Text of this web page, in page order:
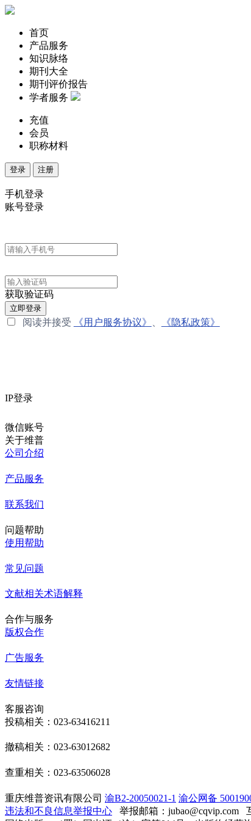
首页
产品服务
知识脉络
期刊大全
期刊评价报告
学者服务
充值
会员
职称材料
登录 注册
手机登录
账号登录
获取验证码
立即登录
阅读并接受 《用户服务协议》 《隐私政策》
IP登录
微信账号
关于维普
公司介绍
产品服务
联系我们
问题帮助
使用帮助
常见问题
文献相关术语解释
合作与服务
版权合作
广告服务
友情链接
客服咨询
投稿相关：023-63416211
撤稿相关：023-63012682
查重相关：023-63506028
重庆维普资讯有限公司 渝B2-20050021-1 渝公网备
违法和不良信息举报中心 举报邮箱：jubao@cqvip.com